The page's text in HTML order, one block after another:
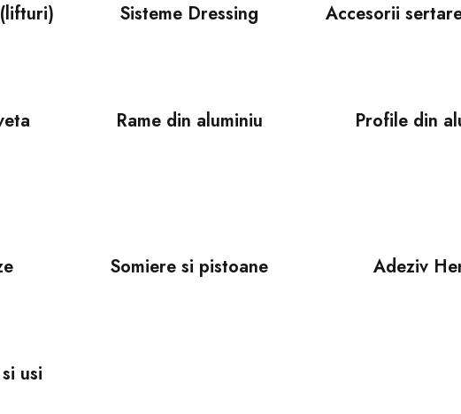
Sisteme Dressing Accesorii
Rame din aluminiu Profile din
Somiere si pistoane Adeziv
usi